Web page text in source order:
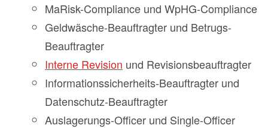
MaRisk-Compliance und WpHG-Compliance
Geldwäsche-Beauftragter und Betrugs-
Beauftragter
Interne Revision und Revisionsbeauftragter
Informationssicherheits-Beauftragter und
Datenschutz-Beauftragter
Auslagerungs-Officer und Single-Officer